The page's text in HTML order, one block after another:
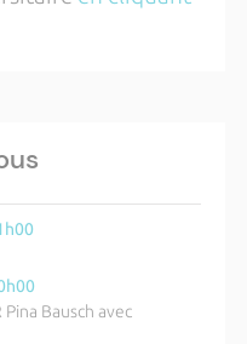
Pina Bausch avec